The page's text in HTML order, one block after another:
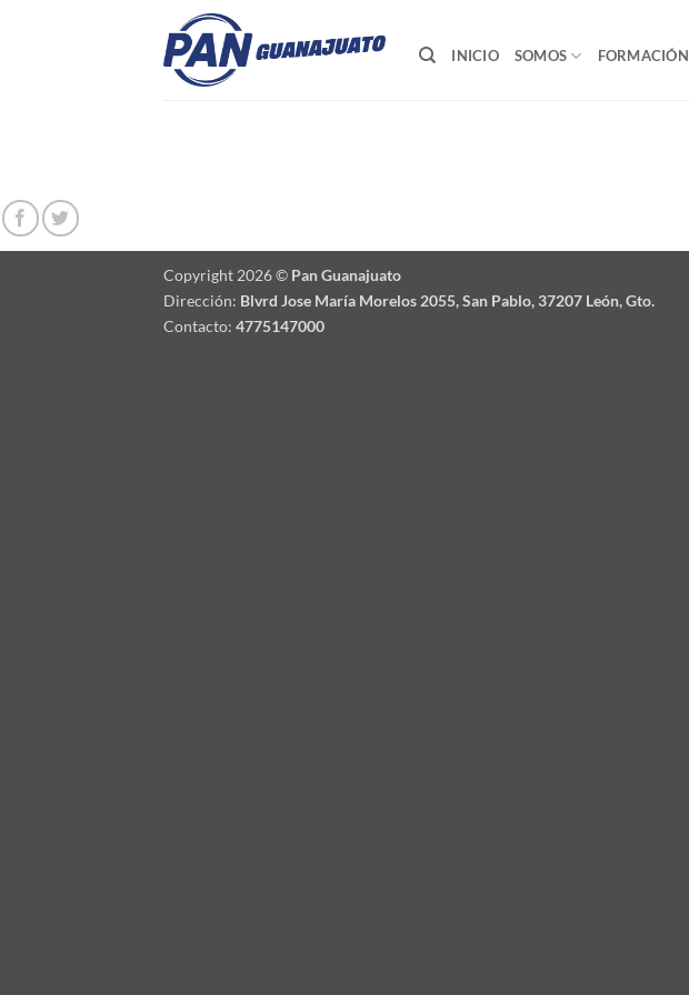
INICIO SOMOS FORMACIÓN
Copyright 2026 © Pan Guanajuato
Dirección: Blvrd Jose María Morelos 2055, San Pablo, 37207 León, Gto.
Contacto: 4775147000